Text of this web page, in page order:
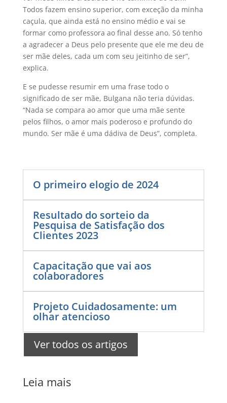
Todos fazem ensino superior, com exceção da minha
caçula, que ainda está no ensino médio e vai se
formar como professora ao final desse ano. Só tenho
a agradecer a Deus pelo presente que ele me deu de
ser mãe deles, cada um com seu jeitinho de ser”,
explica.
E se pudesse resumir em uma frase todo o
significado de ser mãe, Bulgana não teria dúvidas.
“Nada se compara ao amor que uma mãe sente
pelos filhos, o amor mais poderoso e profundo do
mundo. Ser mãe é uma dádiva de Deus”, completa.
O primeiro elogio de 2024
Resultado do sorteio da
Pesquisa de Satisfação dos
Clientes 2023
Capacitação que vai aos
colaboradores
Projeto Cuidadosamente: um
olhar atencioso
Ver todos os artigos
Leia mais